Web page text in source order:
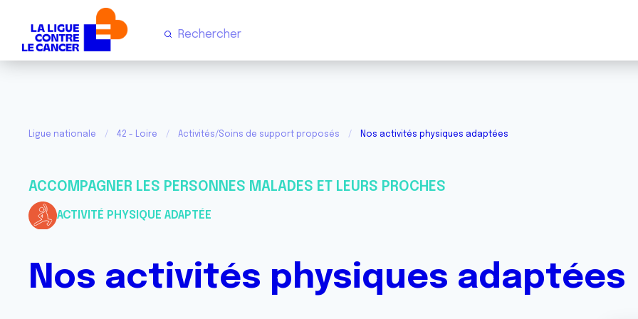
Ligue nationale 42 - Loire Activités/Soins de support proposés Nos activités physiques adaptées
ACCOMPAGNER LES PERSONNES MALADES ET LEURS PROCHES
ACTIVITÉ PHYSIQUE ADAPTÉE
Nos activités physiques adaptées